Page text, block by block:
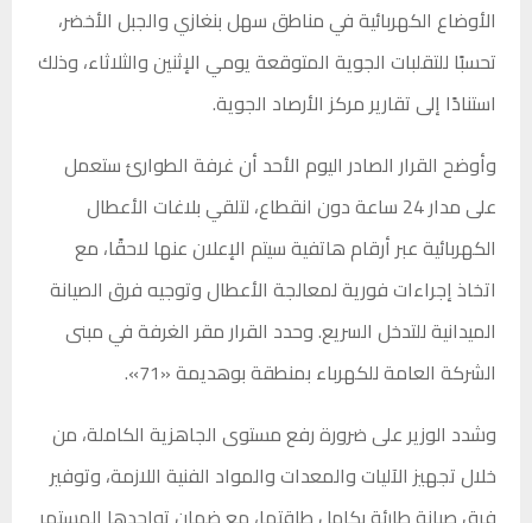
الأوضاع الكهربائية في مناطق سهل بنغازي والجبل الأخضر،
تحسبًا للتقلبات الجوية المتوقعة يومي الإثنين والثلاثاء، وذلك
استنادًا إلى تقارير مركز الأرصاد الجوية.
وأوضح القرار الصادر اليوم الأحد أن غرفة الطوارئ ستعمل
على مدار 24 ساعة دون انقطاع، لتلقي بلاغات الأعطال
الكهربائية عبر أرقام هاتفية سيتم الإعلان عنها لاحقًا، مع
اتخاذ إجراءات فورية لمعالجة الأعطال وتوجيه فرق الصيانة
الميدانية للتدخل السريع. وحدد القرار مقر الغرفة في مبنى
الشركة العامة للكهرباء بمنطقة بوهديمة «71».
وشدد الوزير على ضرورة رفع مستوى الجاهزية الكاملة، من
خلال تجهيز الآليات والمعدات والمواد الفنية اللازمة، وتوفير